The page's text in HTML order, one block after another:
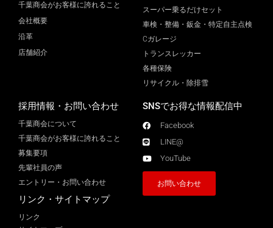
千葉商会がお客様に誇れること
会社概要
沿革
店舗紹介
スーパー乗るだけセット
車検・整備・鈑金・特定自主点検
Cガレージ
トランスレッカー
各種保険
リサイクル・除排雪
採用情報・お問い合わせ
千葉商会について
千葉商会がお客様に誇れること​
募集要項
先輩社員の声
エントリー・お問い合わせ
リンク・サイトマップ
リンク
SNSでお得な情報配信中
Facebook
LINE@
YouTube
お問い合わせ